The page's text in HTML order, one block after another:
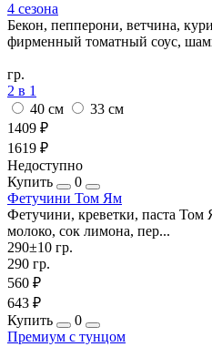
4 сезона
Бекон, пепперони, ветчина,
фирменный томатный соус,
гр.
2 в 1
40 см
33 см
1409 ₽
1619 ₽
Недоступно
Купить
0
Фетучини Том Ям
Фетучини, креветки, паста Том
молоко, сок лимона, пер...
290±10 гр.
290 гр.
560 ₽
643 ₽
Купить
0
Премиум с тунцом